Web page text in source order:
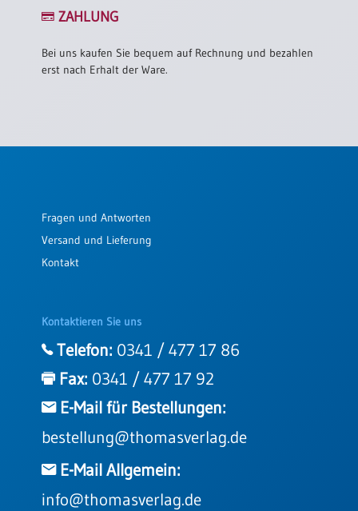
ZAHLUNG
Bei uns kaufen Sie bequem auf Rechnung und bezahlen
erst nach Erhalt der Ware.
Fragen und Antworten
Versand und Lieferung
Kontakt
Kontaktieren Sie uns
Telefon: 0341 / 477 17 86
Fax: 0341 / 477 17 92
E-Mail für Bestellungen:
bestellung@thomasverlag.de
E-Mail Allgemein:
info@thomasverlag.de